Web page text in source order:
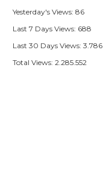
Yesterday's Views:86
Last 7 Days Views: 688
Last 30 Days Views:3.786
Total Views:2.285.552